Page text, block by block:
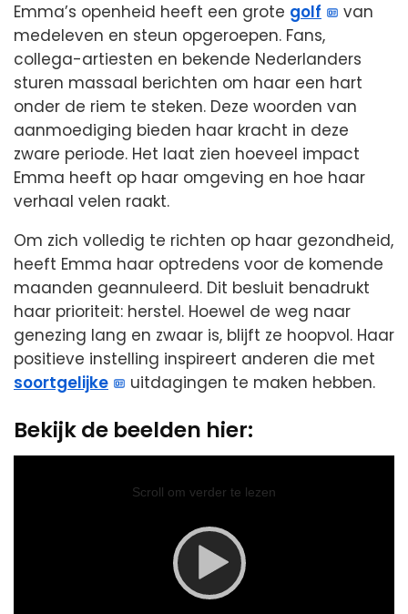
Emma’s openheid heeft een grote golf
van
medeleven en steun opgeroepen. Fans,
collega-artiesten en bekende Nederlanders
sturen massaal berichten om haar een hart
onder de riem te steken. Deze woorden van
aanmoediging bieden haar kracht in deze
zware periode. Het laat zien hoeveel impact
Emma heeft op haar omgeving en hoe haar
verhaal velen raakt.
Om zich volledig te richten op haar gezondheid,
heeft Emma haar optredens voor de komende
maanden geannuleerd. Dit besluit benadrukt
haar prioriteit: herstel. Hoewel de weg naar
genezing lang en zwaar is, blijft ze hoopvol. Haar
positieve instelling inspireert anderen die met
soortgelijke
uitdagingen te maken hebben.
Bekijk de beelden hier:
Scroll om verder te lezen